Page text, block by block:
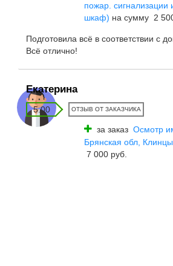
пожар. сигнализации
шкаф) на сумму 2
Подготовила всё в соответствии с
Всё отлично!
Екатерина
5.00 ОТЗЫВ ОТ ЗАКАЗЧИКА
за заказ Осмотр
Брянская обл, Клинцы
7 000 руб.